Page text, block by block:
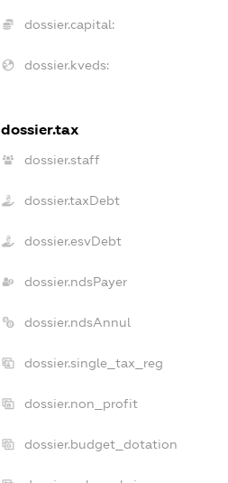
dossier.capital:
dossier.kveds:
dossier.tax
dossier.staff
dossier.taxDebt
dossier.esvDebt
dossier.ndsPayer
dossier.ndsAnnul
dossier.single_tax_reg
dossier.non_profit
dossier.budget_dotation